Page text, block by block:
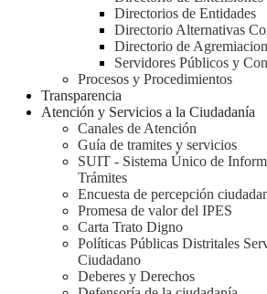
Directorios de Entidades
Directorio Alternativas
Directorio de
Servidores Públicos y
Procesos y Procedimientos
Transparencia
Atención y Servicios a la Ciudadanía
Canales de Atención
Guía de tramites y servicios
SUIT - Sistema Único de
Trámites
Encuesta de percepción
Promesa de valor del IPES
Carta Trato Digno
Políticas Públicas Distritales
Ciudadano
Deberes y Derechos